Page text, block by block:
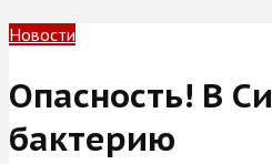
Новости
Опасность! В
бактерию